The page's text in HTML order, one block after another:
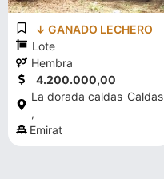
↓ GANADO LECHERO
Lote
Hembra
4.200.000,00
La dorada caldas
,
Caldas
Emirat